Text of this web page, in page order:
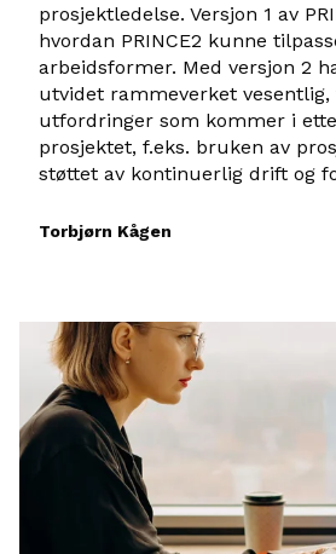
prosjektledelse. Versjon 1 av
hvordan PRINCE2 kunne
arbeidsformer. Med versjon 2
utvidet rammeverket vesentlig,
utfordringer som kommer i
prosjektet, f.eks. bruken av
støttet av kontinuerlig drift og
Torbjørn Kågen